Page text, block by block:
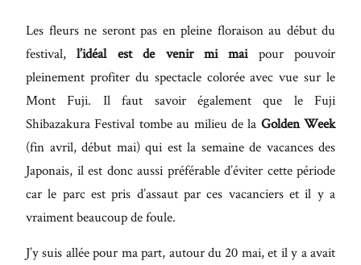
Les fleurs ne seront pas en pleine floraison au début du
festival,l’idéal est de venir mi maipour pouvoir
pleinement profiter du spectacle colorée avec vue sur le
Mont Fuji. Il faut savoir également que le Fuji
Shibazakura Festival tombe au milieu de la Golden Week
(fin avril, début mai) qui est la semaine de vacances des
Japonais, il est donc aussi préférable d’éviter cette période
car le parc est pris d’assaut par ces vacanciers et il y a
vraiment beaucoup de foule.
J’y suis allée pour ma part, autour du 20 mai, et il y a avait